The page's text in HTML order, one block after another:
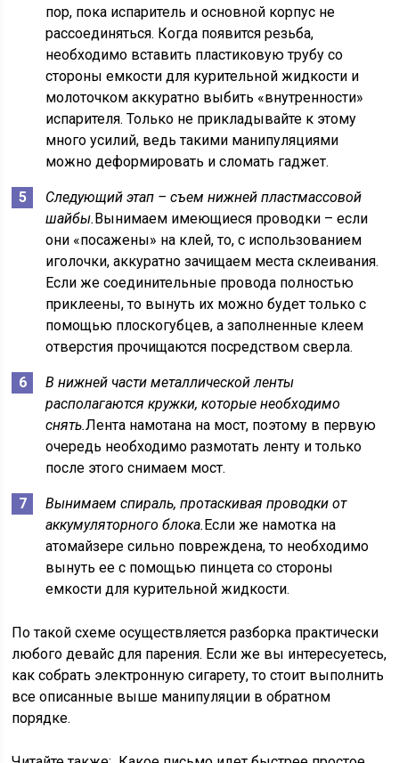
пор, пока испаритель и основной корпус не
рассоединяться. Когда появится резьба,
необходимо вставить пластиковую трубу со
стороны емкости для курительной жидкости и
молоточком аккуратно выбить «внутренности»
испарителя. Только не прикладывайте к этому
много усилий, ведь такими манипуляциями
можно деформировать и сломать гаджет.
Следующий этап – съем нижней пластмассовой
шайбы.Вынимаем имеющиеся проводки – если
они «посажены» на клей, то, с использованием
иголочки, аккуратно зачищаем места склеивания.
Если же соединительные провода полностью
приклеены, то вынуть их можно будет только с
помощью плоскогубцев, а заполненные клеем
отверстия прочищаются посредством сверла.
В нижней части металлической ленты
располагаются кружки, которые необходимо
снять.Лента намотана на мост, поэтому в первую
очередь необходимо размотать ленту и только
после этого снимаем мост.
Вынимаем спираль, протаскивая проводки от
аккумуляторного блока.Если же намотка на
атомайзере сильно повреждена, то необходимо
вынуть ее с помощью пинцета со стороны
емкости для курительной жидкости.
По такой схеме осуществляется разборка практически
любого девайс для парения. Если же вы интересуетесь,
как собрать электронную сигарету, то стоит выполнить
все описанные выше манипуляции в обратном
порядке.